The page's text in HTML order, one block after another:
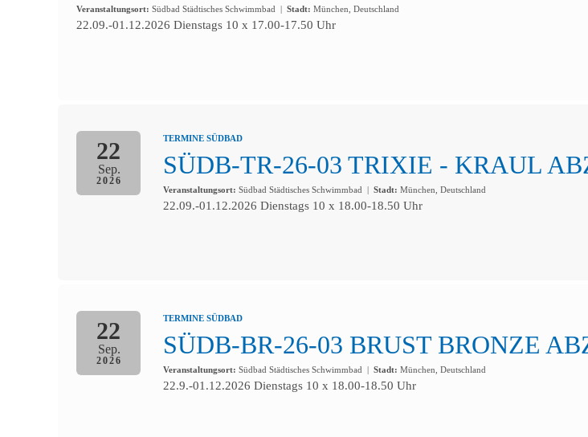
Veranstaltungsort: Südbad Städtisches Schwimmbad Stadt: München, Deutschland
22.09.-01.12.2026 Dienstags 10 x 17.00-17.50 Uhr
22
Sep.
2026
TERMINE SÜDBAD
SÜDB-TR-26-03 TRIXIE - KRAUL
Veranstaltungsort: Südbad Städtisches Schwimmbad | Stadt: München, Deutschland
22.09.-01.12.2026 Dienstags 10 x 18.00-18.50 Uhr
22
Sep.
2026
TERMINE SÜDBAD
SÜDB-BR-26-03 BRUST BRONZE
Veranstaltungsort: Südbad Städtisches Schwimmbad Stadt: München, Deutschland
22.9.-01.12.2026 Dienstags 10 x 18.00-18.50 Uhr